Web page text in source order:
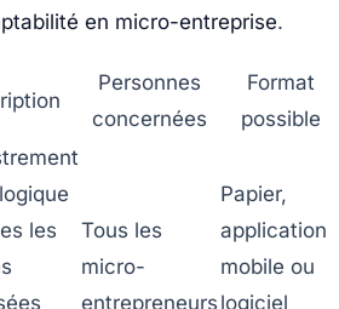
en micro-entreprise.
Personnes
concernées
Format
possible
les
Tous les
micro-
entrepreneurs
Papier,
application
mobile ou
logiciel